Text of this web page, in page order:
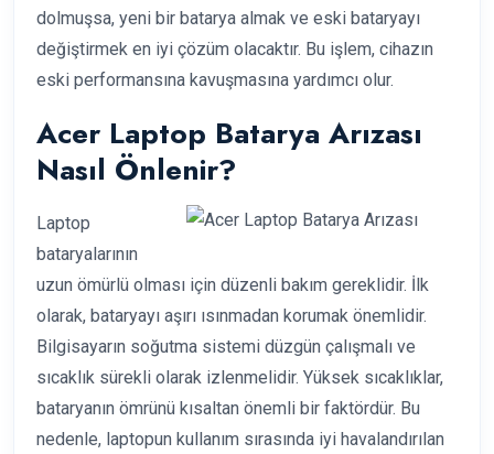
dolmuşsa, yeni bir batarya almak ve eski bataryayı
değiştirmek en iyi çözüm olacaktır. Bu işlem, cihazın
eski performansına kavuşmasına yardımcı olur.
Acer Laptop Batarya Arızası
Nasıl Önlenir?
Laptop
bataryalarının
uzun ömürlü olması için düzenli bakım gereklidir. İlk
olarak, bataryayı aşırı ısınmadan korumak önemlidir.
Bilgisayarın soğutma sistemi düzgün çalışmalı ve
sıcaklık sürekli olarak izlenmelidir. Yüksek sıcaklıklar,
bataryanın ömrünü kısaltan önemli bir faktördür. Bu
nedenle, laptopun kullanım sırasında iyi havalandırılan